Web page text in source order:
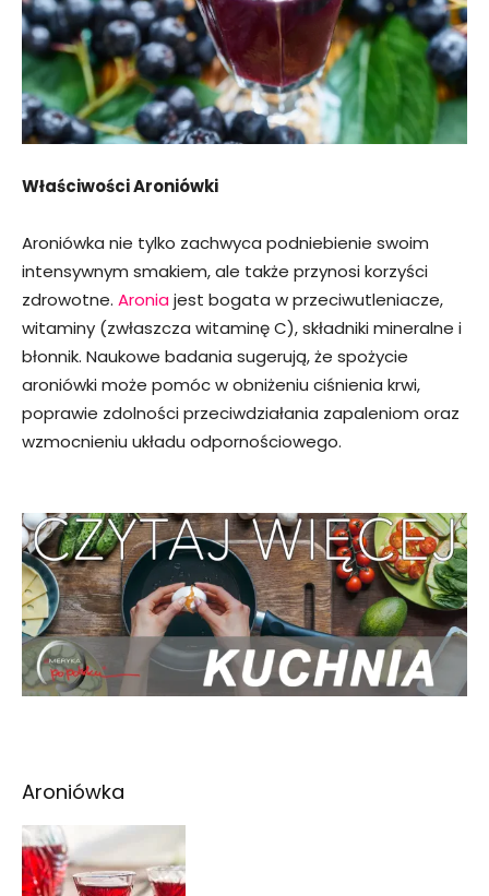
Właściwości Aroniówki
Aroniówka nie tylko zachwyca podniebienie swoim
intensywnym smakiem, ale także przynosi korzyści
zdrowotne. Aroniajest bogata w przeciwutleniacze,
witaminy (zwłaszcza witaminę C), składniki mineralne i
błonnik. Naukowe badania sugerują, że spożycie
aroniówki może pomóc w obniżeniu ciśnienia krwi,
poprawie zdolności przeciwdziałania zapaleniom oraz
wzmocnieniu układu odpornościowego.
Aroniówka